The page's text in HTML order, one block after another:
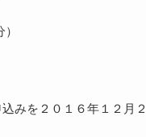
みを２０１６年１２月